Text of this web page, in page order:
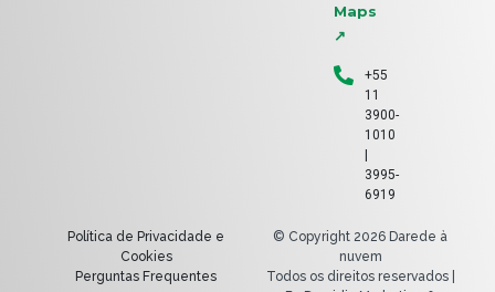
Maps
↗
+55
11
3900-
1010
|
3995-
6919
Política de Privacidade e
Cookies
Perguntas Frequentes
© Copyright 2026 Darede à
nuvem
Todos os direitos reservados |